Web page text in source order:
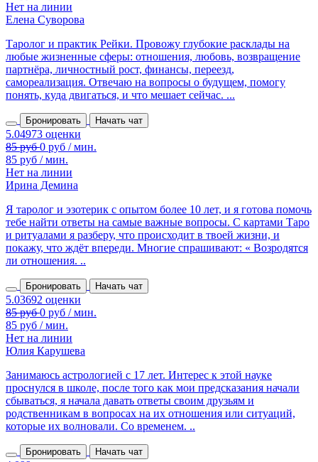
Нет на линии
Елена Суворова
Таролог и практик Рейки. Провожу глубокие расклады на
любые жизненные сферы: отношения, любовь, возвращение
партнёра, личностный рост, финансы, переезд,
самореализация. Отвечаю на вопросы о будущем, помогу
понять, куда двигаться, и что мешает сейчас. ...
Бронировать Начать чат
85 руб / мин.
Нет на линии
Ирина Демина
Я таролог и эзотерик с опытом более 10 лет, и я готова помочь
тебе найти ответы на самые важные вопросы. С картами Таро
и ритуалами я разберу, что происходит в твоей жизни, и
покажу, что ждёт впереди. Многие спрашивают: « Возродятся
ли отношения. ..
Бронировать Начать чат
85 руб / мин.
Нет на линии
Юлия Карушева
Занимаюсь астрологией с 17 лет. Интерес к этой науке
проснулся в школе, после того как мои предсказания начали
сбываться, я начала давать ответы своим друзьям и
родственникам в вопросах на их отношения или ситуаций,
которые их волновали. Со временем. ..
Бронировать Начать чат